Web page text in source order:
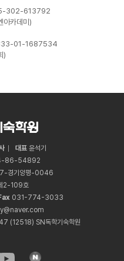
302-613792
아카데미)
01-1687534
)
대표 윤석기
-86-54892
경기양평-0046
2-109호
031 -774-3033
(12518) SN독학기숙학원